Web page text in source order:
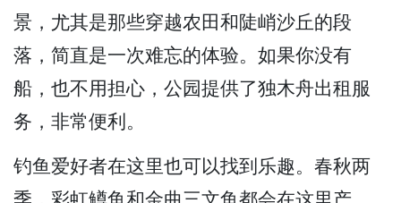
景，尤其是那些穿越农田和陡峭沙丘的段
落，简直是一次难忘的体验。如果你没有
船，也不用担心，公园提供了独木舟出租服
务，非常便利。
钓鱼爱好者在这里也可以找到乐趣。春秋两
季，彩虹鳟鱼和金曲三文鱼都会在这里产